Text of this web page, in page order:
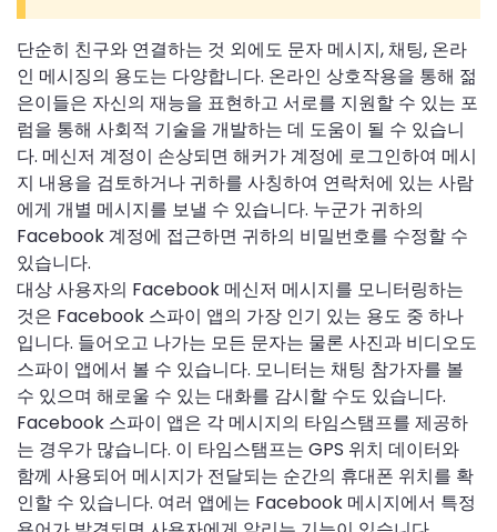
단순히 친구와 연결하는 것 외에도 문자 메시지, 채팅, 온라
인 메시징의 용도는 다양합니다. 온라인 상호작용을 통해 젊
은이들은 자신의 재능을 표현하고 서로를 지원할 수 있는 포
럼을 통해 사회적 기술을 개발하는 데 도움이 될 수 있습니
다. 메신저 계정이 손상되면 해커가 계정에 로그인하여 메시
지 내용을 검토하거나 귀하를 사칭하여 연락처에 있는 사람
에게 개별 메시지를 보낼 수 있습니다. 누군가 귀하의
Facebook 계정에 접근하면 귀하의 비밀번호를 수정할 수
있습니다.
대상 사용자의 Facebook 메신저 메시지를 모니터링하는
것은 Facebook 스파이 앱의 가장 인기 있는 용도 중 하나
입니다. 들어오고 나가는 모든 문자는 물론 사진과 비디오도
스파이 앱에서 볼 수 있습니다. 모니터는 채팅 참가자를 볼
수 있으며 해로울 수 있는 대화를 감시할 수도 있습니다.
Facebook 스파이 앱은 각 메시지의 타임스탬프를 제공하
는 경우가 많습니다. 이 타임스탬프는 GPS 위치 데이터와
함께 사용되어 메시지가 전달되는 순간의 휴대폰 위치를 확
인할 수 있습니다. 여러 앱에는 Facebook 메시지에서 특정